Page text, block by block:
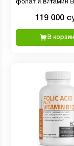
фолат и витамин
119 000
В